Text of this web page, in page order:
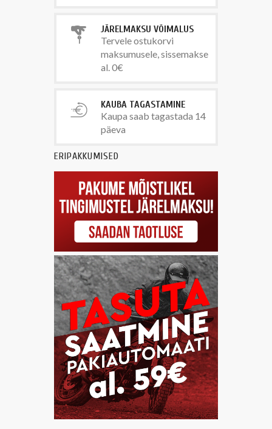
JÄRELMAKSU VÕIMALUS
Tervele ostukorvi
maksumusele, sissemakse
al. 0€
KAUBA TAGASTAMINE
Kaupa saab tagastada 14
päeva
ERIPAKKUMISED